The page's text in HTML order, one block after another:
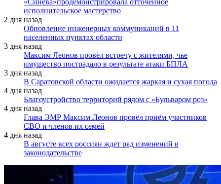
исполнительское мастерство
2 дня назад
Обновление инженерных коммуникаций в 11
населенных пунктах области
3 дня назад
Максим Леонов провёл встречу с жителями, чье
имущество пострадало в результате атаки БПЛА
3 дня назад
В Саратовской области ожидается жаркая и сухая погода
4 дня назад
Благоустройство территорий рядом с «Бульваром роз»
4 дня назад
Глава ЭМР Максим Леонов провёл приём участников
СВО и членов их семей
4 дня назад
В августе всех россиян ждет ряд изменений в
законодательстве